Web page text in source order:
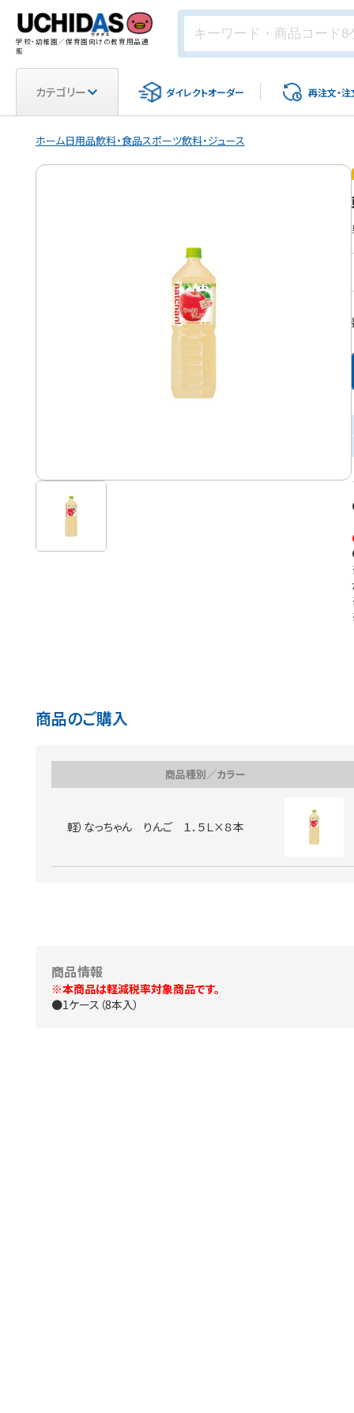
学校・幼稚園／保育園向けの教育用品通
販
カテゴリー ダイレクトオーダー 再注文・注
ホーム日用品飲料・食品スポーツ飲料・ジュース
商品のご購入
商品種別／カラー
軽）なっちゃん りんご １．５Ｌ×８本
商品情報
※本商品は軽減税率対象商品です。
●1ケース（8本入）